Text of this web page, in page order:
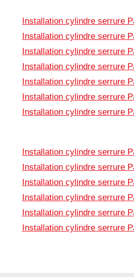
Installation cylindre serrure
Installation cylindre serrure
Installation cylindre serrure
Installation cylindre serrure
Installation cylindre serrure
Installation cylindre serrure
Installation cylindre serrure
Installation cylindre serrure
Installation cylindre serrure
Installation cylindre serrure
Installation cylindre serrure
Installation cylindre serrure
Installation cylindre serrure